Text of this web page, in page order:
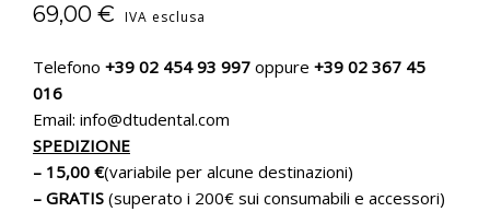
69,00 € IVA esclusa
Telefono +39 02 454 93 997 oppure +39 02 367 45
016
Email: info@dtudental.com
SPEDIZIONE
– 15,00 €(variabile per alcune destinazioni)
– GRATIS (superato i 200€ sui consumabili e accessori)